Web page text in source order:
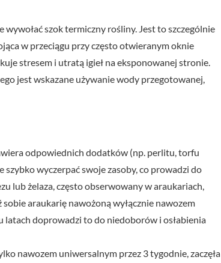
szok termiczny rośliny. Jest to szczególnie
w przeciągu przy często otwieranym oknie
stresem i utratą igieł na eksponowanej stronie.
jest wskazane używanie wody przegotowanej,
odpowiednich dodatków (np. perlitu, torfu
szybko wyczerpać swoje zasoby, co prowadzi do
lub żelaza, często obserwowany w araukariach,
araukarię nawożoną wyłącznie nawozem
doprowadzi to do niedoborów i osłabienia
nawozem uniwersalnym przez 3 tygodnie, zaczęła